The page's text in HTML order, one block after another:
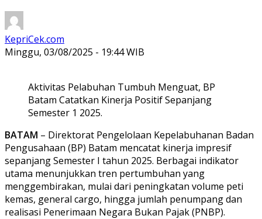
KepriCek.com
Minggu, 03/08/2025 - 19:44 WIB
Aktivitas Pelabuhan Tumbuh Menguat, BP
Batam Catatkan Kinerja Positif Sepanjang
Semester 1 2025.
BATAM – Direktorat Pengelolaan Kepelabuhanan Badan
Pengusahaan (BP) Batam mencatat kinerja impresif
sepanjang Semester I tahun 2025. Berbagai indikator
utama menunjukkan tren pertumbuhan yang
menggembirakan, mulai dari peningkatan volume peti
kemas, general cargo, hingga jumlah penumpang dan
realisasi Penerimaan Negara Bukan Pajak (PNBP).